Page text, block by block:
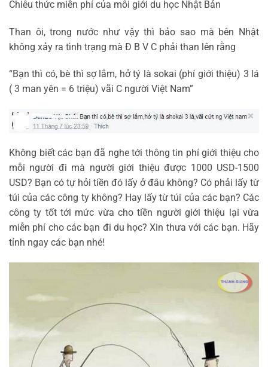
Chiêu thức miễn phí của môi giới du học Nhật Bản
Than ôi, trong nước như vậy thì bảo sao mà bên Nhật
không xảy ra tình trạng mà Đ B V C phải than lên rằng
“Bạn thì có, bè thì sợ lắm, hở tý là sokai (phí giới thiệu) 3 lá
( 3 man yên = 6 triệu) vãi C người Việt Nam”
Không biết các bạn đã nghe tới thông tin phí giới thiệu cho
mỗi người đi mà người giới thiệu được 1000 USD-1500
USD? Bạn có tự hỏi tiền đó lấy ở đâu không? Có phải lấy từ
túi của các công ty không? Hay lấy từ túi của các bạn? Các
công ty tốt tới mức vừa cho tiền người giới thiệu lại vừa
miễn phí cho các bạn đi du học? Xin thưa với các bạn. Hãy
tỉnh ngay các bạn nhé!